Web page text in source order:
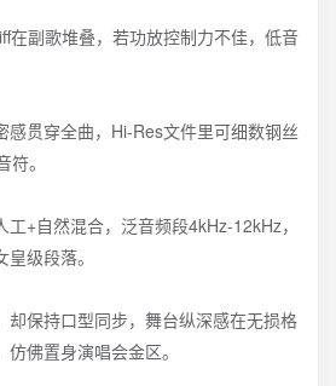
在副歌堆叠，若功放控制力不佳，低音
感贯穿全曲，Hi-Res文件里可细数钢丝
。
工+自然混合，泛音频段4kHz-12kHz，
级段落。
却保持口型同步，舞台纵深感在无损格
佛置身演唱会金区。